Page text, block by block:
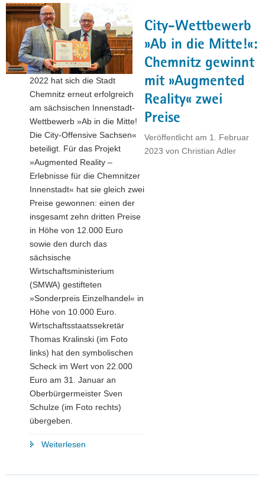
City-Wettbewerb
»Ab in die Mitte!«:
Chemnitz gewinnt
mit »Augmented
Reality« zwei
Preise
Veröffentlicht am 1. Februar
2023 von Christian Adler
2022 hat sich die Stadt
Chemnitz erneut erfolgreich
am sächsischen Innenstadt-
Wettbewerb »Ab in die Mitte!
Die City-Offensive Sachsen«
beteiligt. Für das Projekt
»Augmented Reality –
Erlebnisse für die Chemnitzer
Innenstadt« hat sie gleich zwei
Preise gewonnen: einen der
insgesamt zehn dritten Preise
in Höhe von 12.000 Euro
sowie den durch das
sächsische
Wirtschaftsministerium
(SMWA) gestifteten
»Sonderpreis Einzelhandel« in
Höhe von 10.000 Euro.
Wirtschaftsstaatssekretär
Thomas Kralinski (im Foto
links) hat den symbolischen
Scheck im Wert von 22.000
Euro am 31. Januar an
Oberbürgermeister Sven
Schulze (im Foto rechts)
übergeben.
Weiterlesen